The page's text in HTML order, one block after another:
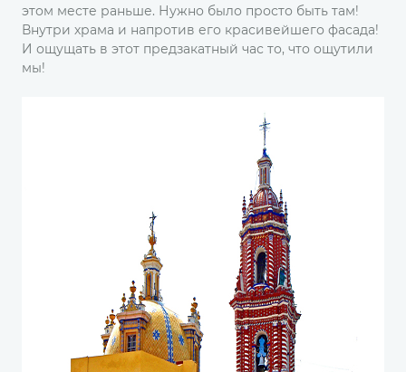
этом месте раньше. Нужно было просто быть там!
Внутри храма и напротив его красивейшего фасада!
И ощущать в этот предзакатный час то, что ощутили
мы!